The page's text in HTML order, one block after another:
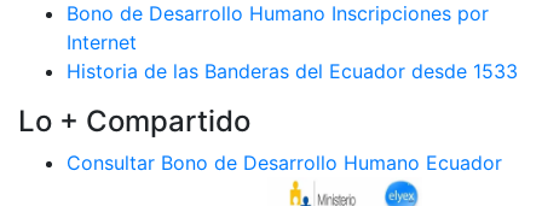
Bono de Desarrollo Humano Inscripciones por
Internet
Historia de las Banderas del Ecuador desde 1533
Lo + Compartido
Consultar Bono de Desarrollo Humano Ecuador